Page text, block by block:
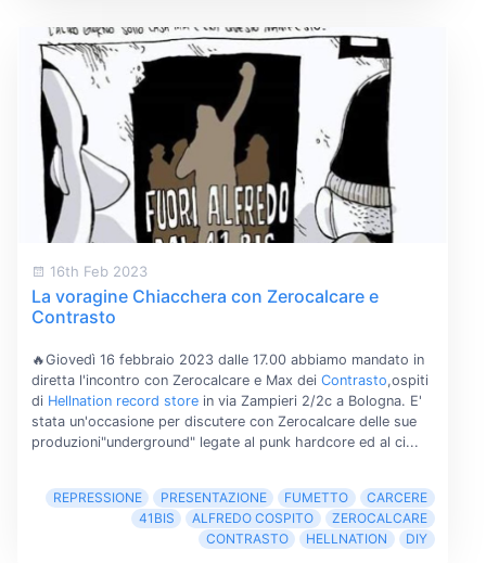
16th Feb 2023
La voragine Chiacchera con Zerocalcare e
Contrasto
🔥Giovedì 16 febbraio 2023 dalle 17.00 abbiamo mandato in
diretta l'incontro con Zerocalcare e Max dei Contrasto,ospiti
di Hellnation record store in via Zampieri 2/2c a Bologna. E'
stata un'occasione per discutere con Zerocalcare delle sue
produzioni"underground" legate al punk hardcore ed al ci...
REPRESSIONE PRESENTAZIONE FUMETTO
CARCERE
41BIS
ALFREDO COSPITO
ZEROCALCARE
CONTRASTO
HELLNATION DIY